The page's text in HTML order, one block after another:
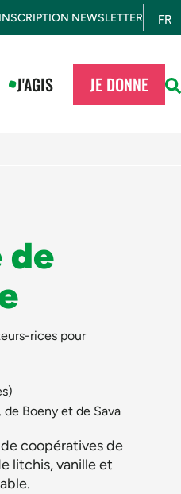
INSCRIPTION NEWSLETTER FR
ES
J'AGIS JE DONNE
de
rices pour
Boeny et de Sava
coopératives de
litchis, vanille et